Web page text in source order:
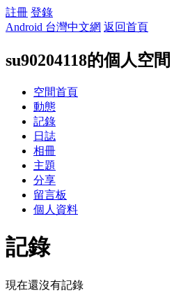
註冊 登錄
Android 台灣中文網 返回首頁
su90204118的個人空間
空間首頁
動態
記錄
日誌
相冊
主題
分享
留言板
個人資料
記錄
現在還沒有記錄